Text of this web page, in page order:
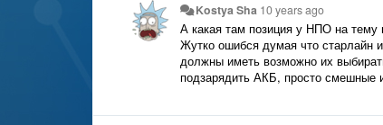
Kostya Sha 10 years ago
А какая там позиция у НПО на
Жутко ошибся думая что старлайн
должны иметь возможно их
подзарядить АКБ, просто смешные